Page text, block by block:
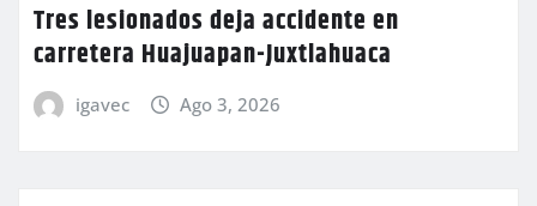
Tres lesionados deja accidente en
carretera Huajuapan-Juxtlahuaca
igavec Ago 3, 2026